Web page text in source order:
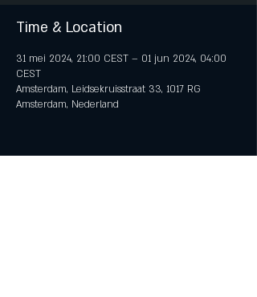
Time & Location
31 mei 2024, 21:00 CEST – 01 jun 2024, 04:00
CEST
Amsterdam, Leidsekruisstraat 33, 1017 RG
Amsterdam, Nederland